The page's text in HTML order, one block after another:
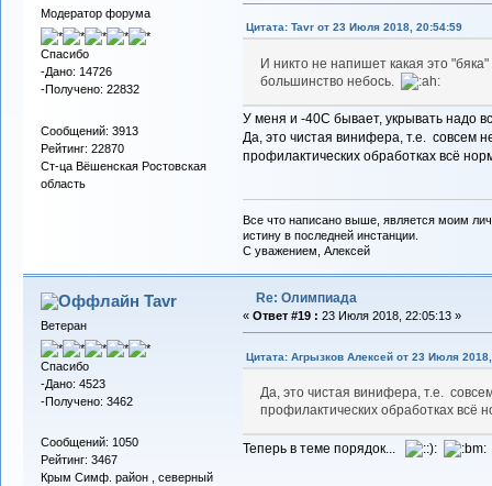
Модератор форума
Спасибо
-Дано: 14726
-Получено: 22832
Сообщений: 3913
Рейтинг: 22870
Ст-ца Вёшенская Ростовская
область
Цитата: Tavr от 23 Июля 2018, 20:54:59
И никто не напишет какая это
большинство небось.
У меня и -40С бывает, укрывать надо
Да, это чистая винифера, т.е. совсем
профилактических обработках всё
Все что написано выше, является моим
истину в последней инстанции.
С уважением, Алексей
Tavr
Ветеран
Спасибо
-Дано: 4523
-Получено: 3462
Сообщений: 1050
Рейтинг: 3467
Крым Симф. район , северный
Re: Олимпиада
« Ответ #19 : 23 Июля 2018, 22:05:13 »
Цитата: Агрызков Алексей от 23 Июля
Да, это чистая винифера, т.е.
профилактических обработках всё
Теперь в теме порядок...